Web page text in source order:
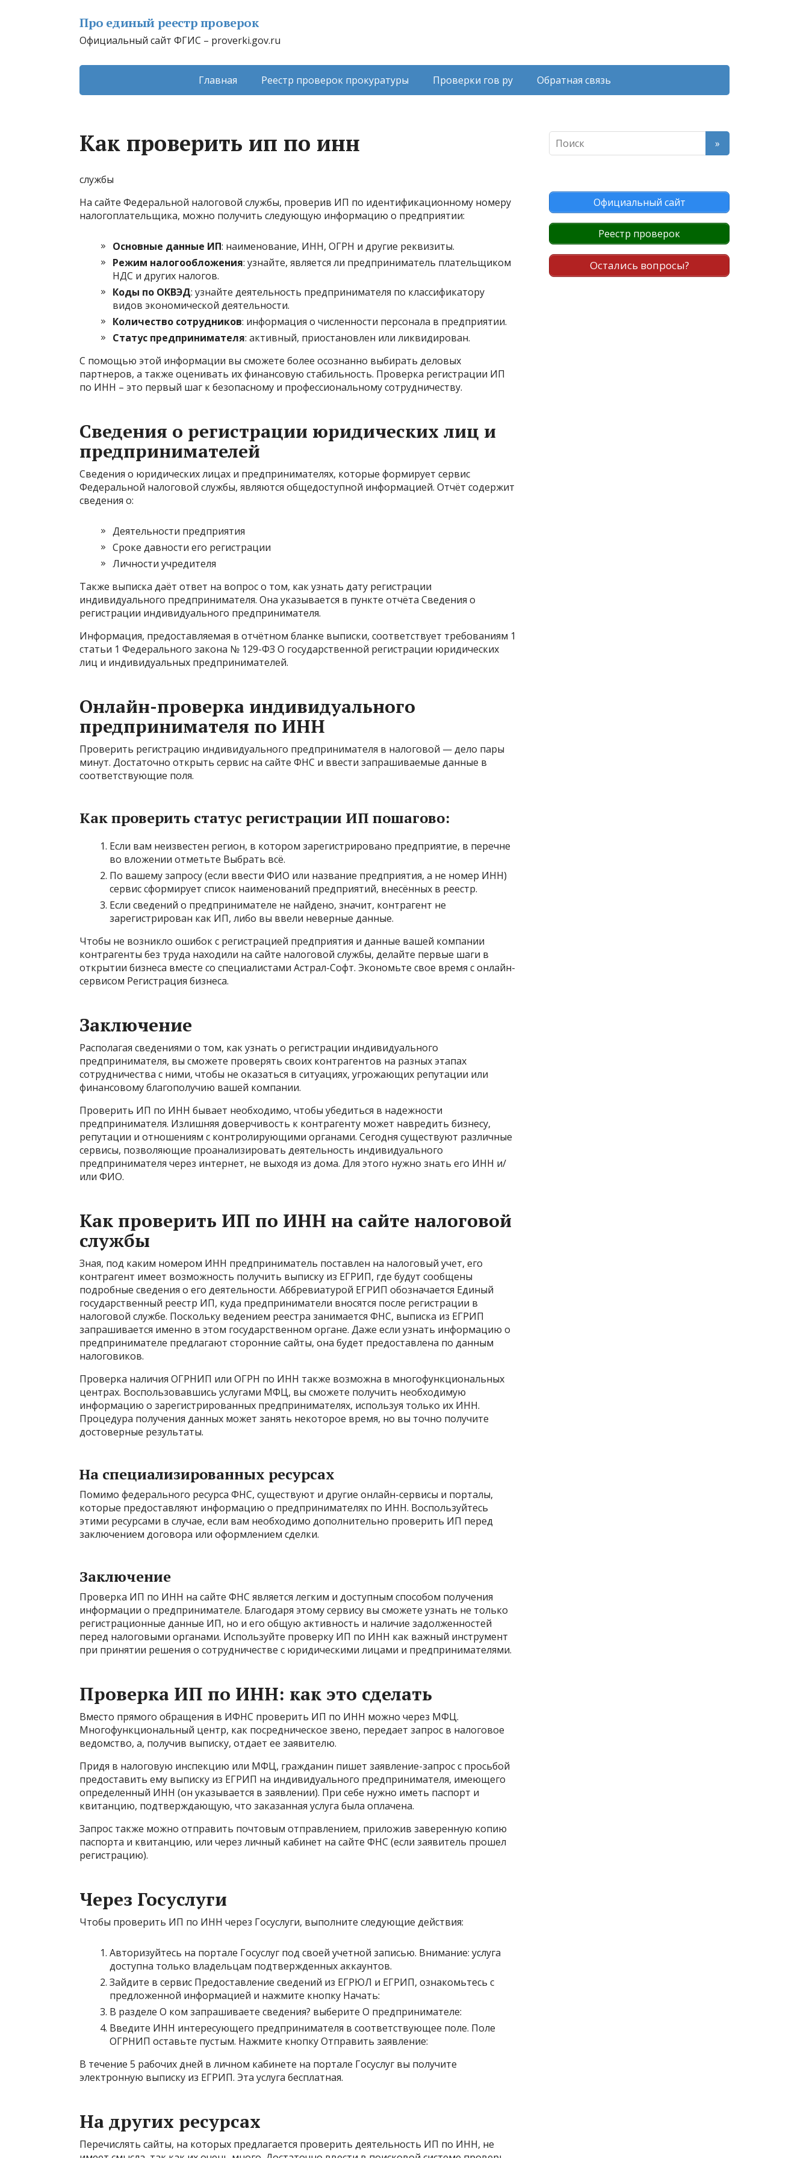
Про единый реестр проверок
Официальный сайт ФГИС – proverki.gov.ru
Главная Реестр проверок прокуратуры Проверки гов ру Обратная связь
Как проверить ип по инн
службы
На сайте Федеральной налоговой службы, проверив ИП по идентификационному номеру
налогоплательщика, можно получить следующую информацию о предприятии:
Основные данные ИП: наименование, ИНН, ОГРН и другие реквизиты.
Режим налогообложения: узнайте, является ли предприниматель плательщиком
НДС и других налогов.
Коды по ОКВЭД: узнайте деятельность предпринимателя по классификатору
видов экономической деятельности.
Количество сотрудников: информация о численности персонала в предприятии.
Статус предпринимателя: активный, приостановлен или ликвидирован.
С помощью этой информации вы сможете более осознанно выбирать деловых
партнеров, а также оценивать их финансовую стабильность. Проверка регистрации ИП
по ИНН – это первый шаг к безопасному и профессиональному сотрудничеству.
Сведения о регистрации юридических лиц и
предпринимателей
Сведения о юридических лицах и предпринимателях, которые формирует сервис
Федеральной налоговой службы, являются общедоступной информацией. Отчёт содержит
сведения о:
Деятельности предприятия
Сроке давности его регистрации
Личности учредителя
Также выписка даёт ответ на вопрос о том, как узнать дату регистрации
индивидуального предпринимателя. Она указывается в пункте отчёта Сведения о
регистрации индивидуального предпринимателя.
Информация, предоставляемая в отчётном бланке выписки, соответствует требованиям 1
статьи 1 Федерального закона № 129-ФЗ О государственной регистрации юридических
лиц и индивидуальных предпринимателей.
Онлайн-проверка индивидуального
предпринимателя по ИНН
Проверить регистрацию индивидуального предпринимателя в налоговой — дело пары
минут. Достаточно открыть сервис на сайте ФНС и ввести запрашиваемые данные в
соответствующие поля.
Как проверить статус регистрации ИП пошагово:
Если вам неизвестен регион, в котором зарегистрировано предприятие, в перечне
во вложении отметьте Выбрать всё.
По вашему запросу (если ввести ФИО или название предприятия, а не номер ИНН)
сервис сформирует список наименований предприятий, внесённых в реестр.
Если сведений о предпринимателе не найдено, значит, контрагент не
зарегистрирован как ИП, либо вы ввели неверные данные.
Чтобы не возникло ошибок с регистрацией предприятия и данные вашей компании
контрагенты без труда находили на сайте налоговой службы, делайте первые шаги в
открытии бизнеса вместе со специалистами Астрал-Софт. Экономьте свое время с онлайн-
сервисом Регистрация бизнеса.
Заключение
Располагая сведениями о том, как узнать о регистрации индивидуального
предпринимателя, вы сможете проверять своих контрагентов на разных этапах
сотрудничества с ними, чтобы не оказаться в ситуациях, угрожающих репутации или
финансовому благополучию вашей компании.
Проверить ИП по ИНН бывает необходимо, чтобы убедиться в надежности
предпринимателя. Излишняя доверчивость к контрагенту может навредить бизнесу,
репутации и отношениям с контролирующими органами. Сегодня существуют различные
сервисы, позволяющие проанализировать деятельность индивидуального
предпринимателя через интернет, не выходя из дома. Для этого нужно знать его ИНН и/
или ФИО.
Как проверить ИП по ИНН на сайте налоговой
службы
Зная, под каким номером ИНН предприниматель поставлен на налоговый учет, его
контрагент имеет возможность получить выписку из ЕГРИП, где будут сообщены
подробные сведения о его деятельности. Аббревиатурой ЕГРИП обозначается Единый
государственный реестр ИП, куда предприниматели вносятся после регистрации в
налоговой службе. Поскольку ведением реестра занимается ФНС, выписка из ЕГРИП
запрашивается именно в этом государственном органе. Даже если узнать информацию о
предпринимателе предлагают сторонние сайты, она будет предоставлена по данным
налоговиков.
Проверка наличия ОГРНИП или ОГРН по ИНН также возможна в многофункциональных
центрах. Воспользовавшись услугами МФЦ, вы сможете получить необходимую
информацию о зарегистрированных предпринимателях, используя только их ИНН.
Процедура получения данных может занять некоторое время, но вы точно получите
достоверные результаты.
На специализированных ресурсах
Помимо федерального ресурса ФНС, существуют и другие онлайн-сервисы и порталы,
которые предоставляют информацию о предпринимателях по ИНН. Воспользуйтесь
этими ресурсами в случае, если вам необходимо дополнительно проверить ИП перед
заключением договора или оформлением сделки.
Заключение
Проверка ИП по ИНН на сайте ФНС является легким и доступным способом получения
информации о предпринимателе. Благодаря этому сервису вы сможете узнать не только
регистрационные данные ИП, но и его общую активность и наличие задолженностей
перед налоговыми органами. Используйте проверку ИП по ИНН как важный инструмент
при принятии решения о сотрудничестве с юридическими лицами и предпринимателями.
Проверка ИП по ИНН: как это сделать
Вместо прямого обращения в ИФНС проверить ИП по ИНН можно через МФЦ.
Многофункциональный центр, как посредническое звено, передает запрос в налоговое
ведомство, а, получив выписку, отдает ее заявителю.
Придя в налоговую инспекцию или МФЦ, гражданин пишет заявление-запрос с просьбой
предоставить ему выписку из ЕГРИП на индивидуального предпринимателя, имеющего
определенный ИНН (он указывается в заявлении). При себе нужно иметь паспорт и
квитанцию, подтверждающую, что заказанная услуга была оплачена.
Запрос также можно отправить почтовым отправлением, приложив заверенную копию
паспорта и квитанцию, или через личный кабинет на сайте ФНС (если заявитель прошел
регистрацию).
Через Госуслуги
Чтобы проверить ИП по ИНН через Госуслуги, выполните следующие действия:
Авторизуйтесь на портале Госуслуг под своей учетной записью. Внимание: услуга
доступна только владельцам подтвержденных аккаунтов.
Зайдите в сервис Предоставление сведений из ЕГРЮЛ и ЕГРИП, ознакомьтесь с
предложенной информацией и нажмите кнопку Начать:
В разделе О ком запрашиваете сведения? выберите О предпринимателе:
Введите ИНН интересующего предпринимателя в соответствующее поле. Поле
ОГРНИП оставьте пустым. Нажмите кнопку Отправить заявление:
В течение 5 рабочих дней в личном кабинете на портале Госуслуг вы получите
электронную выписку из ЕГРИП. Эта услуга бесплатная.
На других ресурсах
Перечислять сайты, на которых предлагается проверить деятельность ИП по ИНН, не
Официальный сайт
Реестр проверок
Остались вопросы?